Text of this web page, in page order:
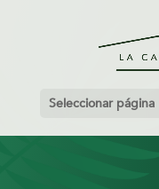
Seleccionar página